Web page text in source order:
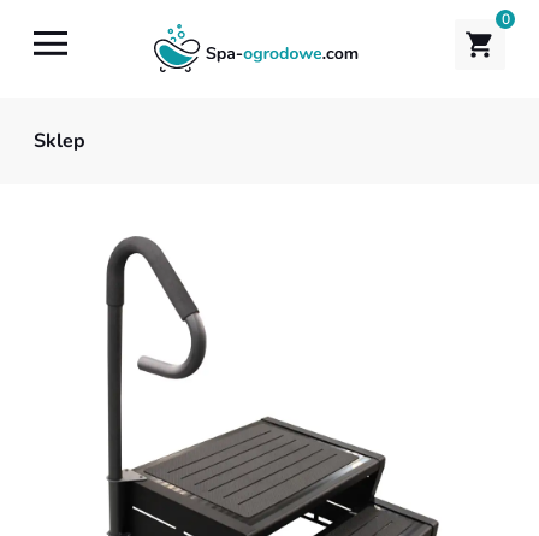
0
Sklep